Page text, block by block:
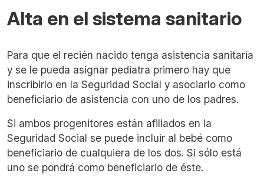
Alta en el sistema sanitario
Para que el recién nacido tenga asistencia sanitaria
y se le pueda asignar pediatra primero hay que
inscribirlo en la Seguridad Social y asociarlo como
beneficiario de asistencia con uno de los padres.
Si ambos progenitores están afiliados en la
Seguridad Social se puede incluir al bebé como
beneficiario de cualquiera de los dos. Si sólo está
uno se pondrá como beneficiario de éste.